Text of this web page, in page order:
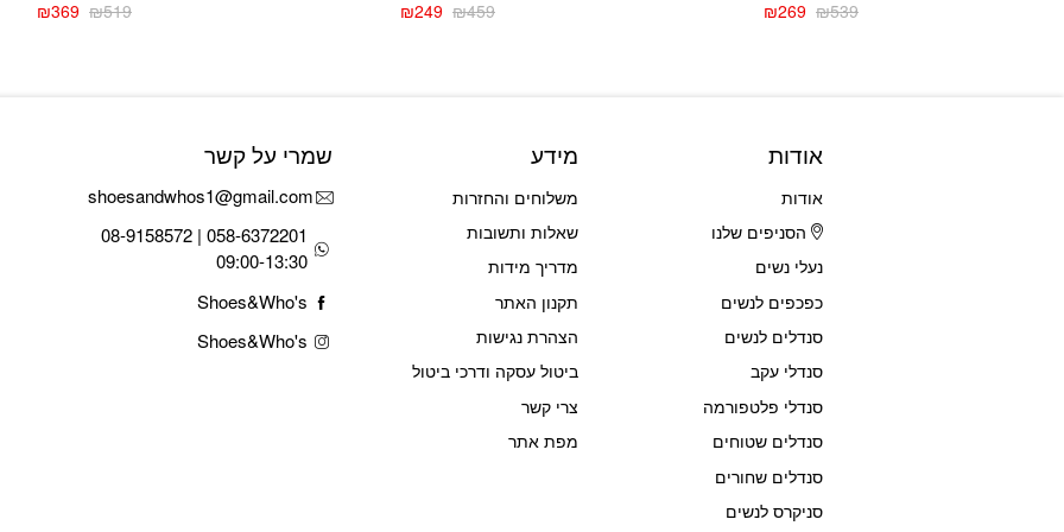
₪539
המחיר
₪269
המחיר
₪459
המחיר
₪249
המחיר
₪519
המחיר
₪369
המחיר
אודות
אודות
הסניפים שלנו
נעלי נשים
כפכפים לנשים
סנדלים לנשים
סנדלי עקב
סנדלי פלטפורמה
סנדלים שטוחים
סנדלים שחורים
סניקרס לנשים
מידע
משלוחים והחזרות
שאלות ותשובות
מדריך מידות
תקנון האתר
הצהרת נגישות
ביטול עסקה ודרכי ביטול
צרי קשר
מפת אתר
שמרי על קשר
shoesandwhos1@gmail.com
058-6372201 | 08-9158572
09:00-13:30
Shoes&Who's
Shoes&Who's